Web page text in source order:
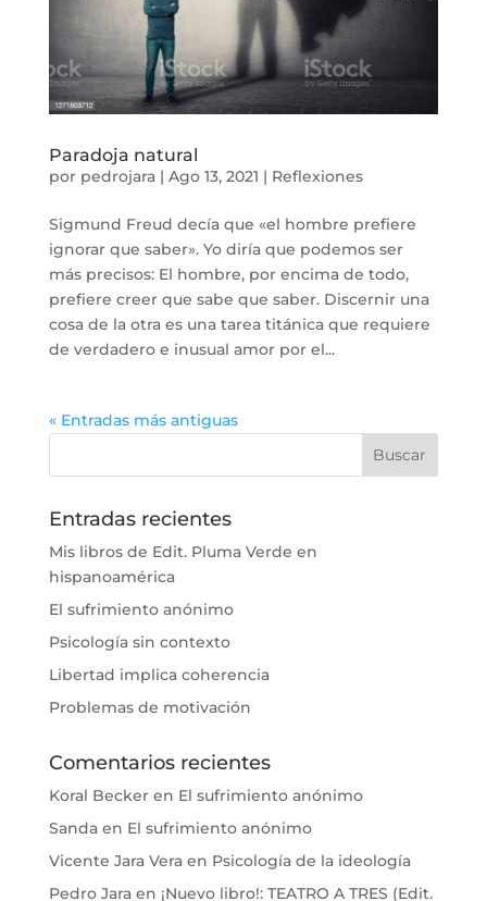
Paradoja natural
por pedrojara| Ago 13, 2021 | Reflexiones
Sigmund Freud decía que «el hombre prefiere
ignorar que saber». Yo diría que podemos ser
más precisos: El hombre, por encima de todo,
prefiere creer que sabe que saber. Discernir una
cosa de la otra es una tarea titánica que requiere
de verdadero e inusual amor por el...
« Entradas más antiguas
Entradas recientes
Mis libros de Edit. Pluma Verde en
hispanoamérica
El sufrimiento anónimo
Psicología sin contexto
Libertad implica coherencia
Problemas de motivación
Comentarios recientes
Koral Beckeren El sufrimiento anónimo
Sandaen El sufrimiento anónimo
Vicente Jara Veraen Psicología de la ideología
Pedro Jaraen ¡Nuevo libro!: TEATRO A TRES (Edit.